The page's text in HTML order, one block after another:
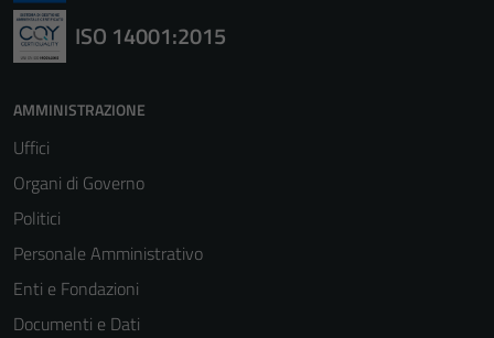
ISO 14001:2015
AMMINISTRAZIONE
Uffici
Organi di Governo
Politici
Personale Amministrativo
Enti e Fondazioni
Documenti e Dati